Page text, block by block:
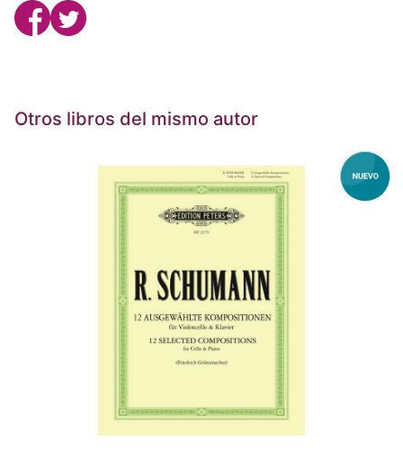
Otros libros del mismo autor